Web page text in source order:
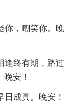
你，嘲笑你。晚
逢终有期，路过
安！
成真。晚安！